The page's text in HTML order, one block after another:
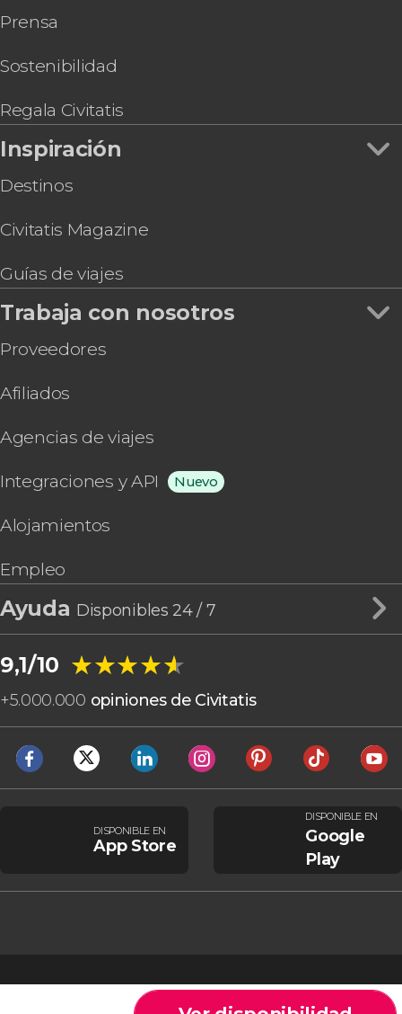
Transporte entre Santa Marta y Barranquilla
Marta
Indias
Trekking de 4 o 5 días por la Ciudad Perdida
Seawalker en Santa Marta
Prensa
Sostenibilidad
Regala Civitatis
Inspiración
Destinos
Civitatis Magazine
Guías de viajes
Trabaja con nosotros
Proveedores
Afiliados
Agencias de viajes
Integraciones y API Nuevo
Alojamientos
Empleo
Ayuda Disponibles 24 / 7
9,1/10 ★★★★★
★★★★★
+5.000.000 opiniones de Civitatis
DISPONIBLE EN
App Store
DISPONIBLE EN
Google
Play